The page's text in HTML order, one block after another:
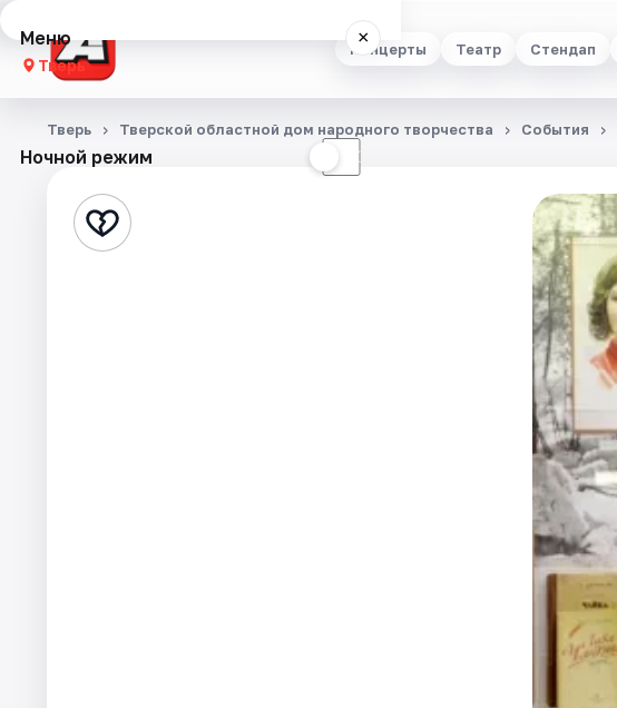
Концерты Театр Стендап
Меню ×
Тверь
Концерты
Стендап
Ночной режим ☾
Тверь Тверской областной дом народного творчества События